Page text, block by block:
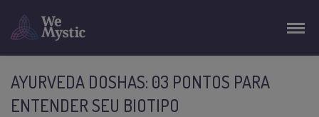
AYURVEDA DOSHAS: 03 PONTOS PARA
ENTENDER SEU BIOTIPO